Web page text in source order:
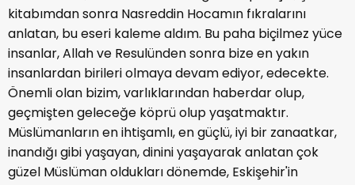
kitabımdan sonra Nasreddin Hocamın fıkralarını
anlatan, bu eseri kaleme aldım. Bu paha biçilmez yüce
insanlar, Allah ve Resulünden sonra bize en yakın
insanlardan birileri olmaya devam ediyor, edecekte.
Önemli olan bizim, varlıklarından haberdar olup,
geçmişten geleceğe köprü olup yaşatmaktır.
Müslümanların en ihtişamlı, en güçlü, iyi bir zanaatkar,
inandığı gibi yaşayan, dinini yaşayarak anlatan çok
güzel Müslüman oldukları dönemde, Eskişehir'in